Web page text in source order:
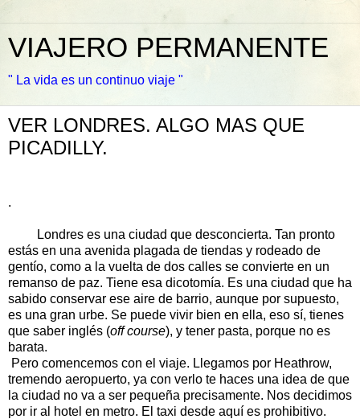
VIAJERO PERMANENTE
" La vida es un continuo viaje "
VER LONDRES. ALGO MAS QUE
PICADILLY.
.
Londres es una ciudad que desconcierta. Tan pronto
estás en una avenida plagada de tiendas y rodeado de
gentío, como a la vuelta de dos calles se convierte en un
remanso de paz. Tiene esa dicotomía. Es una ciudad que ha
sabido conservar ese aire de barrio, aunque por supuesto,
es una gran urbe. Se puede vivir bien en ella, eso sí, tienes
que saber inglés (off course), y tener pasta, porque no es
barata.
Pero comencemos con el viaje. Llegamos por Heathrow,
tremendo aeropuerto, ya con verlo te haces una idea de que
la ciudad no va a ser pequeña precisamente. Nos decidimos
por ir al hotel en metro. El taxi desde aquí es prohibitivo.